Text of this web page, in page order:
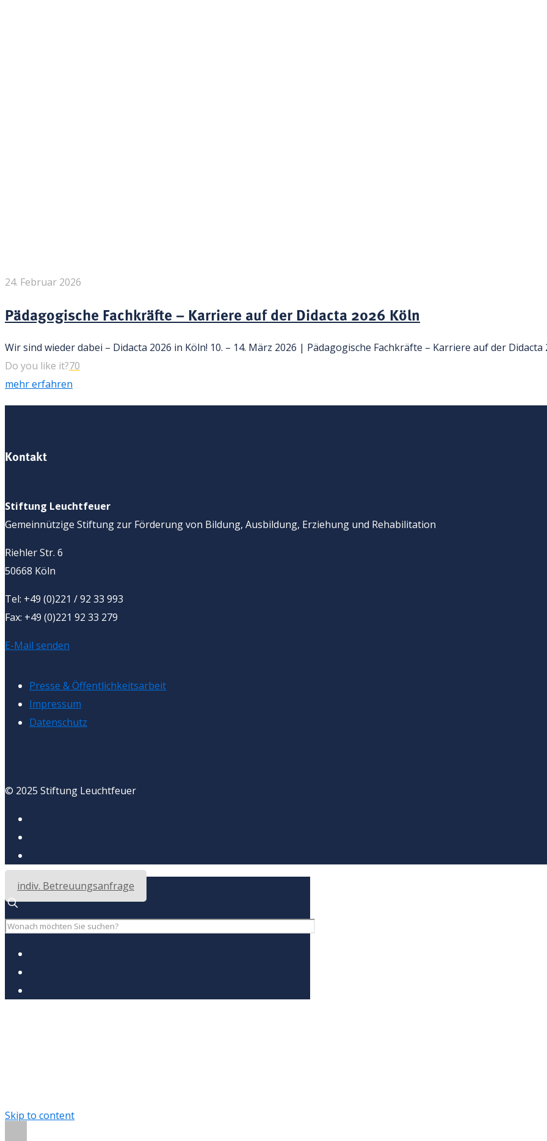
24. Februar 2026
Pädagogische Fachkräfte – Karriere auf der Didacta 2026 Köln
Wir sind wieder dabei – Didacta 2026 in Köln! 10. – 14. März 2026 | Pädagogische Fachkräfte – Karriere auf der Didacta
Do you like it?70
mehr erfahren
Kontakt
Stiftung Leuchtfeuer
Gemeinnützige Stiftung zur Förderung von Bildung, Ausbildung, Erziehung und Rehabilitation
Riehler Str. 6
50668 Köln
Tel: +49 (0)221 / 92 33 993
Fax: +49 (0)221 92 33 279
E-Mail senden
Presse & Öffentlichkeitsarbeit
Impressum
Datenschutz
© 2025 Stiftung Leuchtfeuer
indiv. Betreuungsanfrage
Skip to content